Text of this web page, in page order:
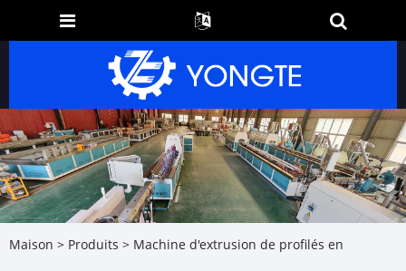
Maison > Produits > Machine d'extrusion de profilés en